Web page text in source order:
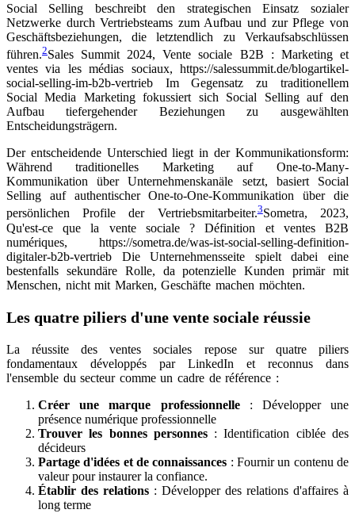
Social Selling beschreibt den strategischen Einsatz sozialer
Netzwerke durch Vertriebsteams zum Aufbau und zur Pflege von
Geschäftsbeziehungen, die letztendlich zu Verkaufsabschlüssen
führen.2Sales Summit 2024, Vente sociale B2B : Marketing et
ventes via les médias sociaux, https://salessummit.de/blogartikel-
social-selling-im-b2b-vertrieb Im Gegensatz zu traditionellem
Social Media Marketing fokussiert sich Social Selling auf den
Aufbau tiefergehender Beziehungen zu ausgewählten
Entscheidungsträgern.
Der entscheidende Unterschied liegt in der Kommunikationsform:
Während traditionelles Marketing auf One-to-Many-
Kommunikation über Unternehmenskanäle setzt, basiert Social
Selling auf authentischer One-to-One-Kommunikation über die
persönlichen Profile der Vertriebsmitarbeiter.3Sometra, 2023,
Qu'est-ce que la vente sociale ? Définition et ventes B2B
numériques, https://sometra.de/was-ist-social-selling-definition-
digitaler-b2b-vertrieb Die Unternehmensseite spielt dabei eine
bestenfalls sekundäre Rolle, da potenzielle Kunden primär mit
Menschen, nicht mit Marken, Geschäfte machen möchten.
Les quatre piliers d'une vente sociale réussie
La réussite des ventes sociales repose sur quatre piliers
fondamentaux développés par LinkedIn et reconnus dans
l'ensemble du secteur comme un cadre de référence :
Créer une marque professionnelle: Développer une
présence numérique professionnelle
Trouver les bonnes personnes: Identification ciblée des
décideurs
Partage d'idées et de connaissances : Fournir un contenu de
valeur pour instaurer la confiance.
Établir des relations : Développer des relations d'affaires à
long terme